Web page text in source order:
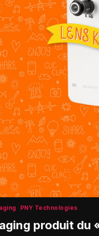
PNY Technologies
produit du